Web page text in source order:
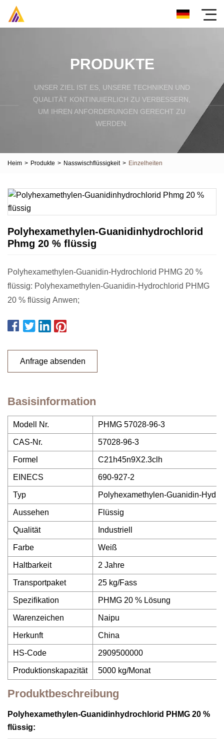
PRODUKTE
UNSER ZIEL IST ES, UNSERE TECHNIKEN UND
QUALITÄT KONTINUIERLICH ZU VERBESSERN,
UM IHREN ANFORDERUNGEN GERECHT ZU
WERDEN.
Heim > Produkte > Nasswischflüssigkeit > Einzelheiten
Polyhexamethylen-Guanidinhydrochlorid
Phmg 20 % flüssig
Polyhexamethylen-Guanidin-Hydrochlorid PHMG 20 %
flüssig: Polyhexamethylen-Guanidin-Hydrochlorid PHMG
20 % flüssig Anwen;
Anfrage absenden
Basisinformation
Modell Nr. PHMG 57028-96-3
CAS-Nr. 57028-96-3
Formel C21h45n9X2.3clh
EINECS 690-927-2
Typ Polyhexamethylen-Guanidin-
Aussehen Flüssig
Qualität Industriell
Farbe Weiß
Haltbarkeit 2 Jahre
Transportpaket 25 kg/Fass
Spezifikation PHMG 20 % Lösung
Warenzeichen Naipu
Herkunft China
HS-Code 2909500000
Produktionskapazität 5000 kg/Monat
Produktbeschreibung
Polyhexamethylen-Guanidinhydrochlorid PHMG 20 %
flüssig: